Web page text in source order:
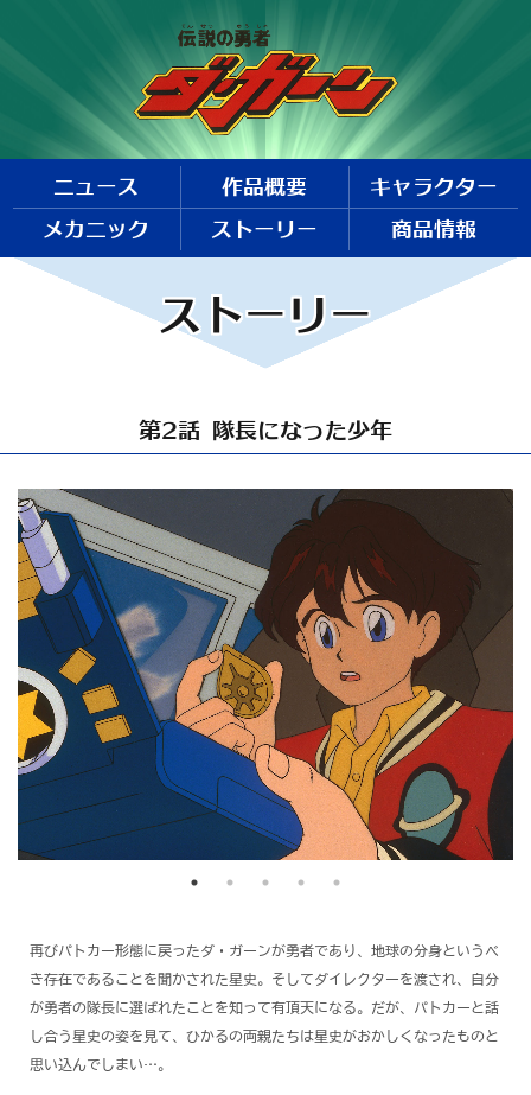
ニュース 作品概要
キャラクター
メカニック
ストーリー 商品情報
ストーリー
第2話 隊長になった少年
再びパトカー形態に戻ったダ・ガーンが勇者であり、地球の分身というべ
き存在であることを聞かされた星史。そしてダイレクターを渡され、自分
が勇者の隊長に選ばれたことを知って有頂天になる。だが、パトカーと話
し合う星史の姿を見て、ひかるの両親たちは星史がおかしくなったものと
思い込んでしまい…。